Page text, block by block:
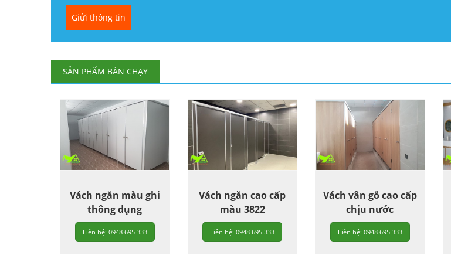
SẢN PHẨM BÁN CHẠY
Vách ngăn màu ghi
thông dụng
Liên hệ: 0948 695 333
Vách ngăn cao cấp
màu 3822
Liên hệ: 0948 695 333
Vách vân gỗ cao cấp
chịu nước
Liên hệ: 0948 695 333